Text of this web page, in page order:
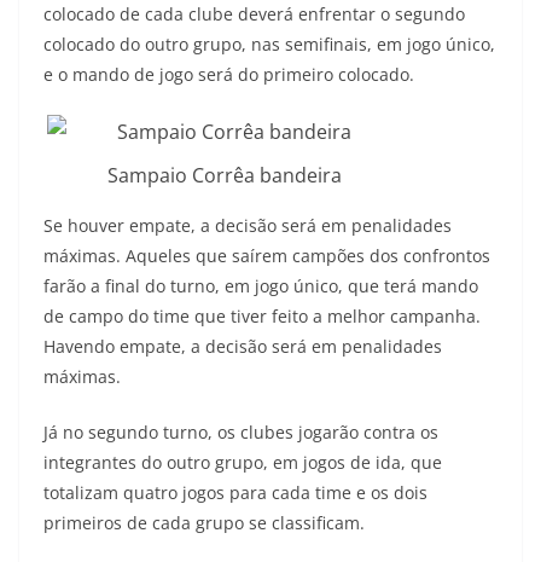
colocado de cada clube deverá enfrentar o segundo
colocado do outro grupo, nas semifinais, em jogo único,
e o mando de jogo será do primeiro colocado.
Sampaio Corrêa bandeira
Se houver empate, a decisão será em penalidades
máximas. Aqueles que saírem campões dos confrontos
farão a final do turno, em jogo único, que terá mando
de campo do time que tiver feito a melhor campanha.
Havendo empate, a decisão será em penalidades
máximas.
Já no segundo turno, os clubes jogarão contra os
integrantes do outro grupo, em jogos de ida, que
totalizam quatro jogos para cada time e os dois
primeiros de cada grupo se classificam.